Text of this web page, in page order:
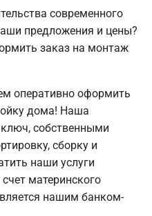
современного
предложения и цены?
заказ на монтаж
оперативно оформить
дома! Наша
собственными
сборку и
наши услуги
материнского
нашим банком-